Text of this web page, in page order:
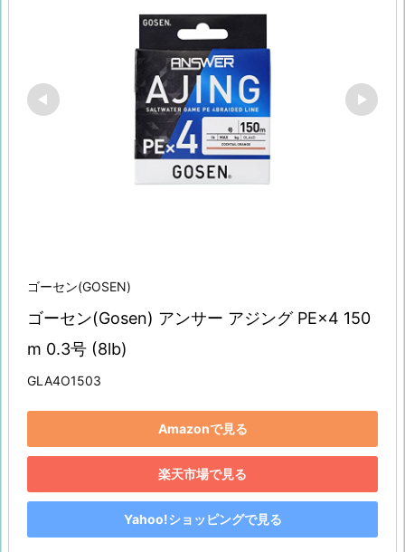
ゴーセン(GOSEN)
ゴーセン(Gosen) アンサー アジング PE×4 150
m 0.3号 (8lb)
GLA4O1503
Amazonで見る
楽天市場で見る
Yahoo!ショッピングで見る